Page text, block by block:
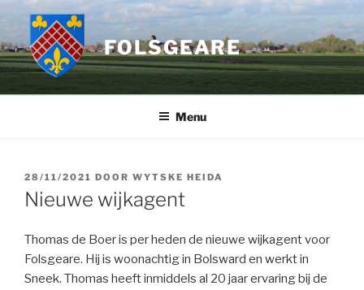
de
inhoud
FOLSGEARE
Menu
GEPLAATST
OP
28/11/2021 DOOR WYTSKE HEIDA
Nieuwe wijkagent
Thomas de Boer is per heden de nieuwe wijkagent voor
Folsgeare. Hij is woonachtig in Bolsward en werkt in
Sneek. Thomas heeft inmiddels al 20 jaar ervaring bij de